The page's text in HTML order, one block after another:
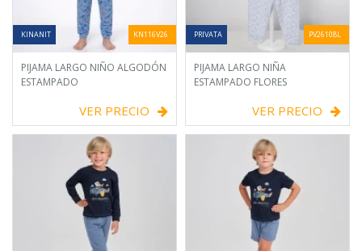
KINANIT KN116V26
PIJAMA LARGO NIÑO ALGODÓN
ESTAMPADO
VER PRECIO
PRIVATA PV26108L
PIJAMA LARGO NIÑA
ESTAMPADO FLORES
VER PRECIO